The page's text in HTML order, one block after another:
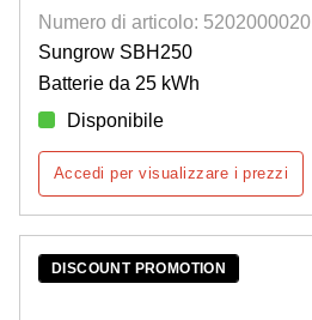
Numero di articolo: 5202000020
Sungrow SBH250
Batterie da 25 kWh
Disponibile
Accedi per visualizzare i prezzi
DISCOUNT PROMOTION